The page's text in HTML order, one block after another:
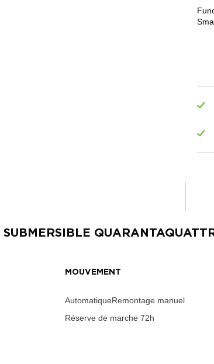
SUBMERSIBLE
MOUVEMENT
AutomatiqueRemontage manuel
Réserve de marche 72h